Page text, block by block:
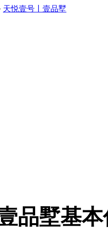
天悦壹号丨壹品墅
品墅基